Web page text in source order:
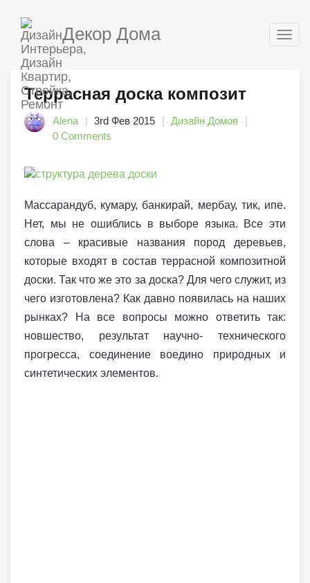
Декор Дома
Террасная доска композит
Alena 3rd Фев 2015
Дизайн Домов
0 Comments
Массарандуб, кумару, банкирай, мербау, тик, ипе.
Нет, мы не ошиблись в выборе языка. Все эти
слова – красивые названия пород деревьев,
которые входят в состав террасной композитной
доски. Так что же это за доска? Для чего служит, из
чего изготовлена? Как давно появилась на наших
рынках? На все вопросы можно ответить так:
новшество, результат научно- технического
прогресса, соединение воедино природных и
синтетических элементов.